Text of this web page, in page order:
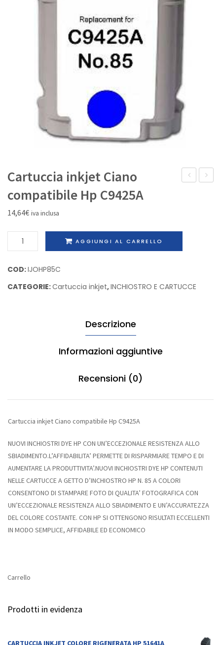
light
Cartuccia inkjet Ciano
compatibile Hp C9425A
14,64€ iva inclusa
Cartuccia
inkjet
compatibile
Hp
AGGIUNGI AL CARRELLO
COD:IJOHP85C
CATEGORIE:Cartuccia inkjet,INCHIOSTRO E CARTUCCE
Descrizione
Informazioni aggiuntive
Recensioni (0)
Cartuccia inkjet Ciano compatibile Hp C9425A
NUOVI INCHIOSTRI DYE HP CON UN’ECCEZIONALE RESISTENZA ALLO
SBIADIMENTO.L’AFFIDABILITA’ PERMETTE DI RISPARMIARE TEMPO E DI
AUMENTARE LA PRODUTTIVITA’.NUOVI INCHIOSTRI DYE HP CONTENUTI
NELLE CARTUCCE A GETTO D’INCHIOSTRO HP N. 85 A COLORI
CONSENTONO DI STAMPARE FOTO DI QUALITA’ FOTOGRAFICA CON
UN’ECCEZIONALE RESISTENZA ALLO SBIADIMENTO E UN’ACCURATEZZA
DEL COLORE COSTANTE. CON HP SI OTTENGONO RISULTATI ECCELLENTI
IN MODO SEMPLICE, AFFIDABILE ED ECONOMICO
Carrello
Prodotti in evidenza
CARTUCCIA INKJET COLORE RIGENERATA HP 51641A